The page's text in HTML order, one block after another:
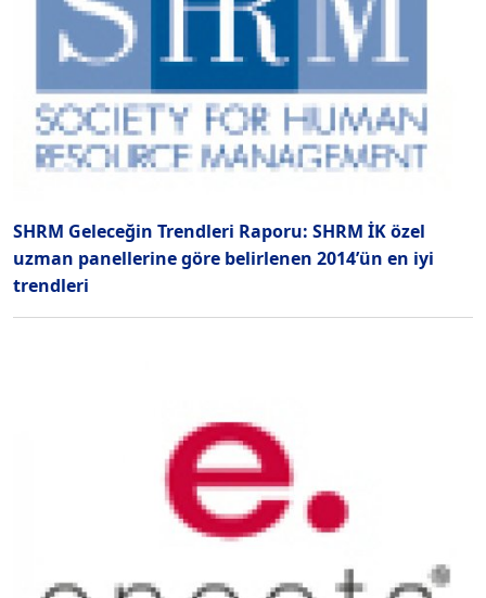
SHRM Geleceğin Trendleri Raporu: SHRM İK özel
uzman panellerine göre belirlenen 2014’ün en iyi
trendleri